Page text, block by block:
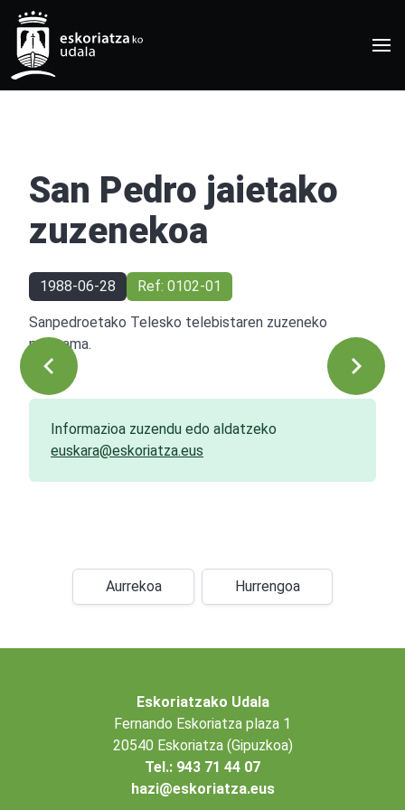
San Pedro jaietako
zuzenekoa
1988-06-28 Ref: 0102-01
Sanpedroetako Telesko telebistaren zuzeneko
programa.
Informazioa zuzendu edo aldatzeko
euskara@eskoriatza.eus
Aurrekoa Hurrengoa
Eskoriatzako Udala
Fernando Eskoriatza plaza 1
20540 Eskoriatza (Gipuzkoa)
Tel.: 943 71 44 07
hazi@eskoriatza.eus